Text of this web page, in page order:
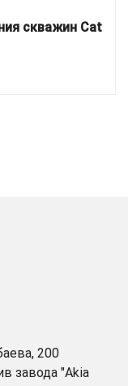
скважин Cat
200
завода "Akia